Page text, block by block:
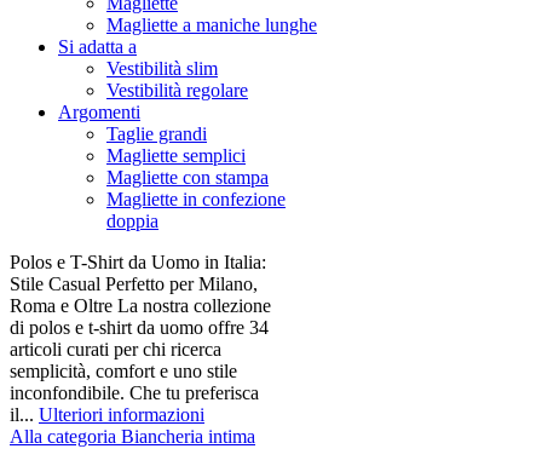
Magliette a maniche lunghe
Si adatta a
Vestibilità slim
Vestibilità regolare
Argomenti
Taglie grandi
Magliette semplici
Magliette con stampa
Magliette in confezione
doppia
Polos e T-Shirt da Uomo in Italia:
Stile Casual Perfetto per Milano,
Roma e Oltre La nostra collezione
di polos e t-shirt da uomo offre 34
articoli curati per chi ricerca
semplicità, comfort e uno stile
inconfondibile. Che tu preferisca
il... Ulteriori informazioni
Alla categoria Biancheria intima